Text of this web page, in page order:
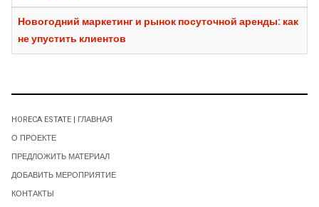
Новогодний маркетинг и рынок посуточной аренды: как
не упустить клиентов
HORECA ESTATE | ГЛАВНАЯ
О ПРОЕКТЕ
ПРЕДЛОЖИТЬ МАТЕРИАЛ
ДОБАВИТЬ МЕРОПРИЯТИЕ
КОНТАКТЫ